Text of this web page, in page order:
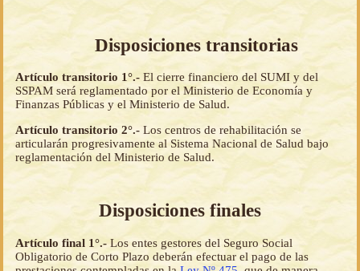
Disposiciones transitorias
Artículo transitorio 1°.- El cierre financiero del SUMI y del
SSPAM será reglamentado por el Ministerio de Economía y
Finanzas Públicas y el Ministerio de Salud.
Artículo transitorio 2°.- Los centros de rehabilitación se
articularán progresivamente al Sistema Nacional de Salud bajo
reglamentación del Ministerio de Salud.
Disposiciones finales
Artículo final 1°.-Los entes gestores del Seguro Social
Obligatorio de Corto Plazo deberán efectuar el pago de las